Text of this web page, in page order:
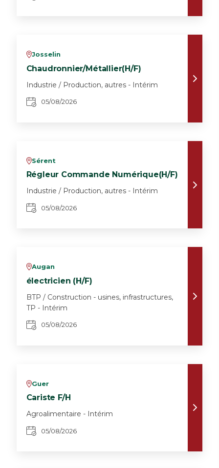
vJosselin
Chaudronnier/Métallier(H/F)
Industrie / Production, autres - Intérim
05/08/2026
vSérent
Régleur Commande Numérique(H/F)
Industrie / Production, autres - Intérim
05/08/2026
vAugan
électricien (H/F)
BTP / Construction - usines, infrastructures,
TP - Intérim
05/08/2026
vGuer
Cariste F/H
Agroalimentaire - Intérim
05/08/2026